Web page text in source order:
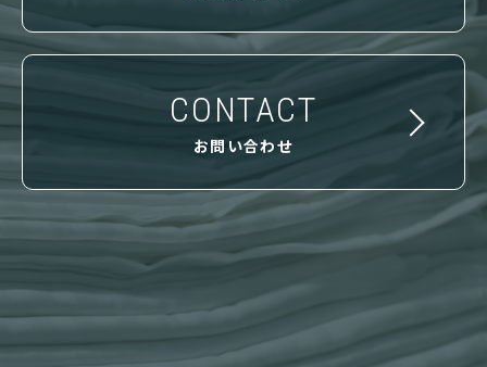
CONTACT
お問い合わせ